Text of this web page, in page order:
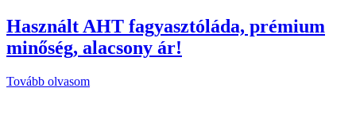
Használt AHT fagyasztóláda, prémium
minőség, alacsony ár!
Tovább olvasom